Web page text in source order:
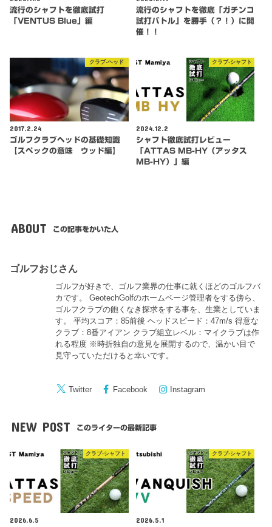
流行のシャフトを徹底試打
「VENTUS Blue」編
流行のシャフトを徹底「ガチンコ
試打バトル」を勝手（？！）に開
催！！
クラブ-ヘッド
2017.2.24
ゴルフクラブヘッドの基礎知識
【スペックの意味 ウッド編】
クラブ-シャフト
2024.12.2
シャフト徹底試打レビュー
「ATTAS MB-HY（アッタス
MB-HY）」編
ABOUT この記事をかいた人
ゴルフおじさん
ゴルフが好きで、ゴルフ業界の仕事に就くほどのゴルフバ
カです。 GeotechGolfのホームページ管理者をする傍ら、
ゴルフクラブの飽くなき探求をする事を、生業としていま
す。 平均スコア：85前後 ヘッドスピード：47m/s 得意な
クラブ：8番アイアン クラブ組立レベル：マイクラブは作
れる程度 ※時折独自の意見を展開するので、温かい目で
見守っていただけると幸いです。
Twitter Facebook Instagram
NEW POST このライターの最新記事
クラブ-シャフト
2026.6.5
クラブ-シャフト
2026.5.1